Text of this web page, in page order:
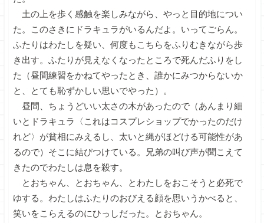
土の上を歩く感触を楽しみながら、やっと目的地につい
た。このさきにドラキュラがいるんだよ。いってごらん。
ふたりはわたしを疑い、何度もこちらをふりむきながら歩
き出す。ふたりが見えなくなったところで死んだふりをし
た（昼間練習をかねてやったとき、誰かにみつからないか
と、とても恥ずかしい思いでやった）。
昼間、ちょうどいい太さの木があったので（あんまり細
いとドラキュラ〈これはコスプレショップでかったのだけ
れど〉が貧相にみえるし、太いと縄がほどける可能性があ
るので）そこに結びつけている。兄弟の叫び声が聞こえて
きたのでわたしは息を殺す。
とおちゃん、とおちゃん、とわたしをおこそうと必死で
ゆする。わたしはふたりのおびえる顔を思いうかべると、
笑いをこらえるのにひっしだった。とおちゃん。